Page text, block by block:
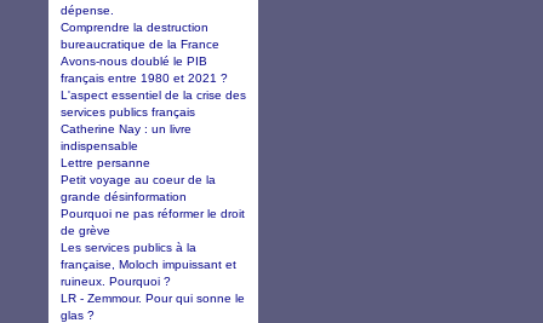
dépense.
Comprendre la destruction
bureaucratique de la France
Avons-nous doublé le PIB
français entre 1980 et 2021 ?
L'aspect essentiel de la crise des
services publics français
Catherine Nay : un livre
indispensable
Lettre persanne
Petit voyage au coeur de la
grande désinformation
Pourquoi ne pas réformer le droit
de grève
Les services publics à la
française, Moloch impuissant et
ruineux. Pourquoi ?
LR - Zemmour. Pour qui sonne le
glas ?